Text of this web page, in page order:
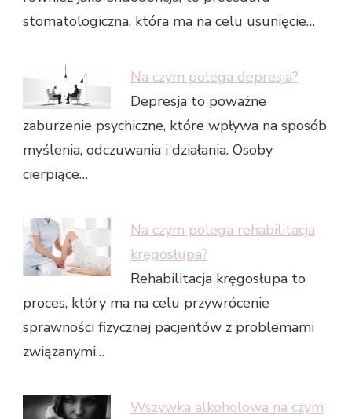
stomatologiczna, która ma na celu usunięcie…
Na czym polega depresja?
Depresja to poważne
zaburzenie psychiczne, które wpływa na sposób
myślenia, odczuwania i działania. Osoby
cierpiące…
Na czym polega rehabilitacja
kręgosłupa?
Rehabilitacja kręgosłupa to
proces, który ma na celu przywrócenie
sprawności fizycznej pacjentów z problemami
związanymi…
Wszywka alkoholowa na czym